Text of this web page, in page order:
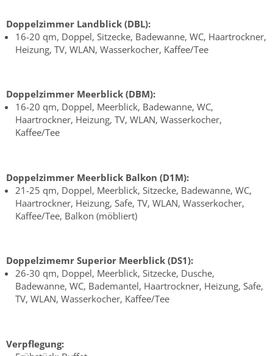
Doppelzimmer Landblick (DBL):
16-20 qm, Doppel, Sitzecke, Badewanne, WC, Haartrockner,
Heizung, TV, WLAN, Wasserkocher, Kaffee/Tee
Doppelzimmer Meerblick (DBM):
16-20 qm, Doppel, Meerblick, Badewanne, WC,
Haartrockner, Heizung, TV, WLAN, Wasserkocher,
Kaffee/Tee
Doppelzimmer Meerblick Balkon (D1M):
21-25 qm, Doppel, Meerblick, Sitzecke, Badewanne, WC,
Haartrockner, Heizung, Safe, TV, WLAN, Wasserkocher,
Kaffee/Tee, Balkon (möbliert)
Doppelzimemr Superior Meerblick (DS1):
26-30 qm, Doppel, Meerblick, Sitzecke, Dusche,
Badewanne, WC, Bademantel, Haartrockner, Heizung, Safe,
TV, WLAN, Wasserkocher, Kaffee/Tee
Verpflegung: